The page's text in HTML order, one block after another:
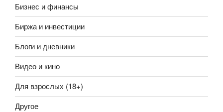
Бизнес и финансы
Биржа и инвестиции
Блоги и дневники
Видео и кино
Для взрослых (18+)
Другое